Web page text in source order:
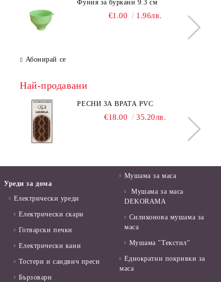
Фуния за буркани 9.3 см
€1.00 1.96лв.
Абонирай се
Най-продавани
РЕСНИ ЗА ВРАТА PVC
€18.00 35.20лв.
Уреди за дома
Електрически уреди
Електрически скари
Готварски печки
Електрически кани
Тостери и сандвич преси
Бързовари
Мушама за маса
Мушама за маса
DEKORAMA
Силиконова мушама за
маса
Мушама "Текстил"
Еднократни покривки за
маса